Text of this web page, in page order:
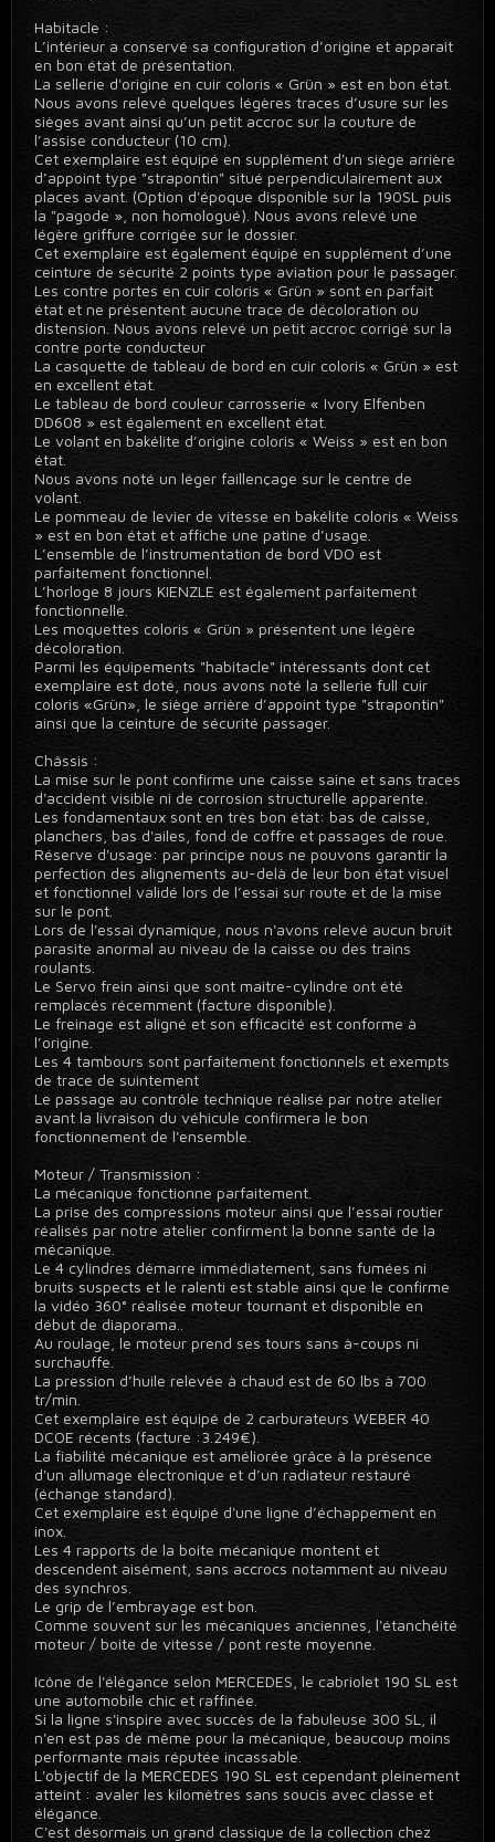
Habitacle :
L’intérieur a conservé sa configuration d’origine et apparaît
en bon état de présentation.
La sellerie d'origine en cuir coloris « Grün » est en bon état.
Nous avons relevé quelques légères traces d’usure sur les
sièges avant ainsi qu’un petit accroc sur la couture de
l’assise conducteur (10 cm).
Cet exemplaire est équipé en supplément d'un siège arrière
d’appoint type "strapontin" situé perpendiculairement aux
places avant. (Option d'époque disponible sur la 190SL puis
la "pagode », non homologué). Nous avons relevé une
légère griffure corrigée sur le dossier.
Cet exemplaire est également équipé en supplément d’une
ceinture de sécurité 2 points type aviation pour le passager.
Les contre portes en cuir coloris « Grün » sont en parfait
état et ne présentent aucune trace de décoloration ou
distension. Nous avons relevé un petit accroc corrigé sur la
contre porte conducteur
La casquette de tableau de bord en cuir coloris « Grün » est
en excellent état.
Le tableau de bord couleur carrosserie « Ivory Elfenben
DD608 » est également en excellent état.
Le volant en bakélite d’origine coloris « Weiss » est en bon
état.
Nous avons noté un léger faillençage sur le centre de
volant.
Le pommeau de levier de vitesse en bakélite coloris « Weiss
» est en bon état et affiche une patine d’usage.
L’ensemble de l’instrumentation de bord VDO est
parfaitement fonctionnel.
L’horloge 8 jours KIENZLE est également parfaitement
fonctionnelle.
Les moquettes coloris « Grün » présentent une légère
décoloration.
Parmi les équipements "habitacle" intéressants dont cet
exemplaire est doté, nous avons noté la sellerie full cuir
coloris «Grün», le siège arrière d’appoint type "strapontin"
ainsi que la ceinture de sécurité passager.
Châssis :
La mise sur le pont confirme une caisse saine et sans traces
d'accident visible ni de corrosion structurelle apparente.
Les fondamentaux sont en très bon état: bas de caisse,
planchers, bas d'ailes, fond de coffre et passages de roue.
Réserve d'usage: par principe nous ne pouvons garantir la
perfection des alignements au-delà de leur bon état visuel
et fonctionnel validé lors de l’essai sur route et de la mise
sur le pont.
Lors de l'essai dynamique, nous n'avons relevé aucun bruit
parasite anormal au niveau de la caisse ou des trains
roulants.
Le Servo frein ainsi que sont maitre-cylindre ont été
remplacés récemment (facture disponible).
Le freinage est aligné et son efficacité est conforme à
l’origine.
Les 4 tambours sont parfaitement fonctionnels et exempts
de trace de suintement
Le passage au contrôle technique réalisé par notre atelier
avant la livraison du véhicule confirmera le bon
fonctionnement de l'ensemble.
Moteur / Transmission :
La mécanique fonctionne parfaitement.
La prise des compressions moteur ainsi que l’essai routier
réalisés par notre atelier confirment la bonne santé de la
mécanique.
Le 4 cylindres démarre immédiatement, sans fumées ni
bruits suspects et le ralenti est stable ainsi que le confirme
la vidéo 360° réalisée moteur tournant et disponible en
début de diaporama..
Au roulage, le moteur prend ses tours sans à-coups ni
surchauffe.
La pression d’huile relevée à chaud est de 60 lbs à 700
tr/min.
Cet exemplaire est équipé de 2 carburateurs WEBER 40
DCOE récents (facture :3.249€).
La fiabilité mécanique est améliorée grâce à la présence
d'un allumage électronique et d’un radiateur restauré
(échange standard).
Cet exemplaire est équipé d'une ligne d’échappement en
inox.
Les 4 rapports de la boite mécanique montent et
descendent aisément, sans accrocs notamment au niveau
des synchros.
Le grip de l’embrayage est bon.
Comme souvent sur les mécaniques anciennes, l'étanchéité
moteur / boite de vitesse / pont reste moyenne.
Icône de l'élégance selon MERCEDES, le cabriolet 190 SL est
une automobile chic et raffinée.
Si la ligne s'inspire avec succès de la fabuleuse 300 SL, il
n'en est pas de même pour la mécanique, beaucoup moins
performante mais réputée incassable.
L'objectif de la MERCEDES 190 SL est cependant pleinement
atteint : avaler les kilomètres sans soucis avec classe et
élégance.
C'est désormais un grand classique de la collection chez